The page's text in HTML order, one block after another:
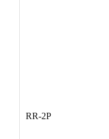
RR-2P